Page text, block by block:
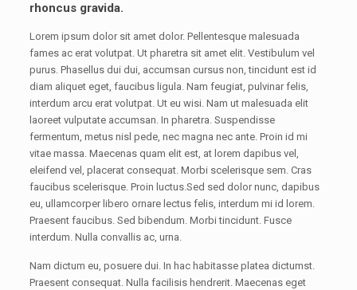
rhoncus gravida.
Lorem ipsum dolor sit amet dolor. Pellentesque malesuada
fames ac erat volutpat. Ut pharetra sit amet elit. Vestibulum vel
purus. Phasellus dui dui, accumsan cursus non, tincidunt est id
diam aliquet eget, faucibus ligula. Nam feugiat, pulvinar felis,
interdum arcu erat volutpat. Ut eu wisi. Nam ut malesuada elit
laoreet vulputate accumsan. In pharetra. Suspendisse
fermentum, metus nisl pede, nec magna nec ante. Proin id mi
vitae massa. Maecenas quam elit est, at lorem dapibus vel,
eleifend vel, placerat consequat. Morbi scelerisque sem. Cras
faucibus scelerisque. Proin luctus.Sed sed dolor nunc, dapibus
eu, ullamcorper libero ornare lectus felis, interdum mi id lorem.
Praesent faucibus. Sed bibendum. Morbi tincidunt. Fusce
interdum. Nulla convallis ac, urna.
Nam dictum eu, posuere dui. In hac habitasse platea dictumst.
Praesent consequat. Nulla facilisis hendrerit. Maecenas eget